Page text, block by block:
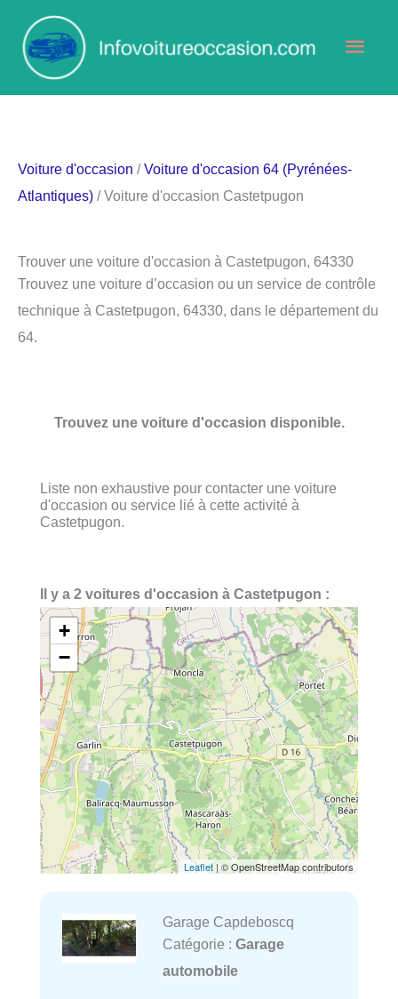
contenu
Voiture d'occasion /Voiture d'occasion 64 (Pyrénées-
Atlantiques) / Voiture d'occasion Castetpugon
Trouver une voiture d'occasion à Castetpugon, 64330
Trouvez une voiture d’occasion ou un service de contrôle
technique à Castetpugon, 64330, dans le département du
64.
Trouvez une voiture d'occasion disponible.
Liste non exhaustive pour contacter une voiture
d'occasion ou service lié à cette activité à
Castetpugon.
Il y a 2 voitures d'occasion à Castetpugon :
+
−
Leaflet | © OpenStreetMap contributors
Garage Capdeboscq
Catégorie : Garage
automobile